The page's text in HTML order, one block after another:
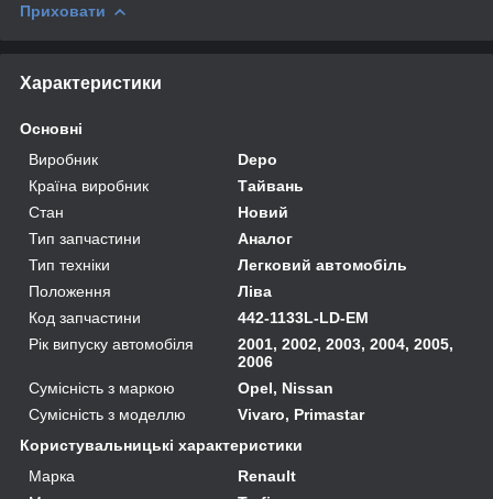
Приховати
Характеристики
Основні
Виробник
Depo
Країна виробник
Тайвань
Стан
Новий
Тип запчастини
Аналог
Тип техніки
Легковий автомобіль
Положення
Ліва
Код запчастини
442-1133L-LD-EM
Рік випуску автомобіля
2001, 2002, 2003, 2004, 2005,
2006
Сумісність з маркою
Opel, Nissan
Сумісність з моделлю
Vivaro, Primastar
Користувальницькі характеристики
Марка
Renault